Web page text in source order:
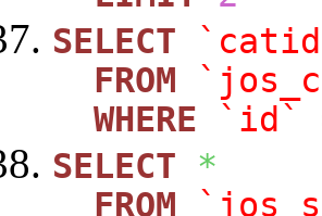
SELECT
FROM
WHERE
`id`
SELECT
*
FROM